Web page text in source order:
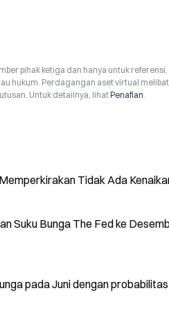
pihak ketiga dan hanya untuk
hukum. Perdagangan aset virtual
Untuk detailnya, lihatPenafian.
Tidak Ada
Suku Bunga The Fed ke
pada Juni dengan